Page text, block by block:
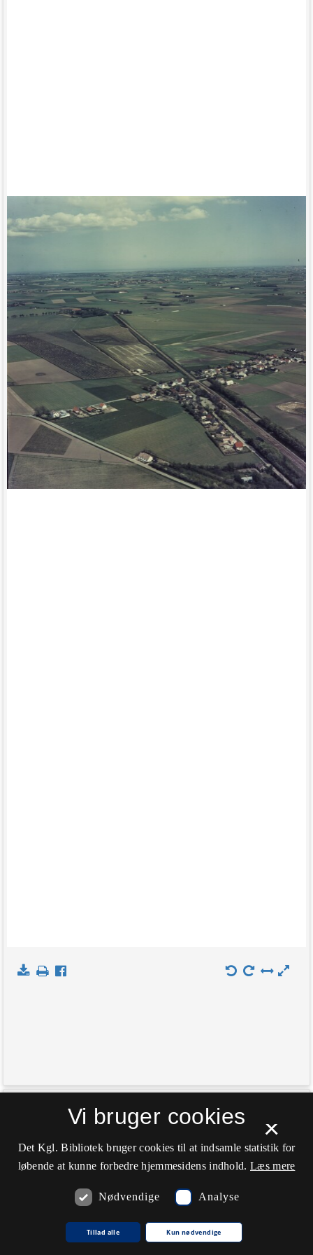
Indlæs kort
×
Vi bruger cookies
Det Kgl. Bibliotek bruger cookies til at indsamle statistik for
løbende at kunne forbedre hjemmesidens indhold. Læs mere
Nødvendige Analyse
Tillad alle Kun nødvendige